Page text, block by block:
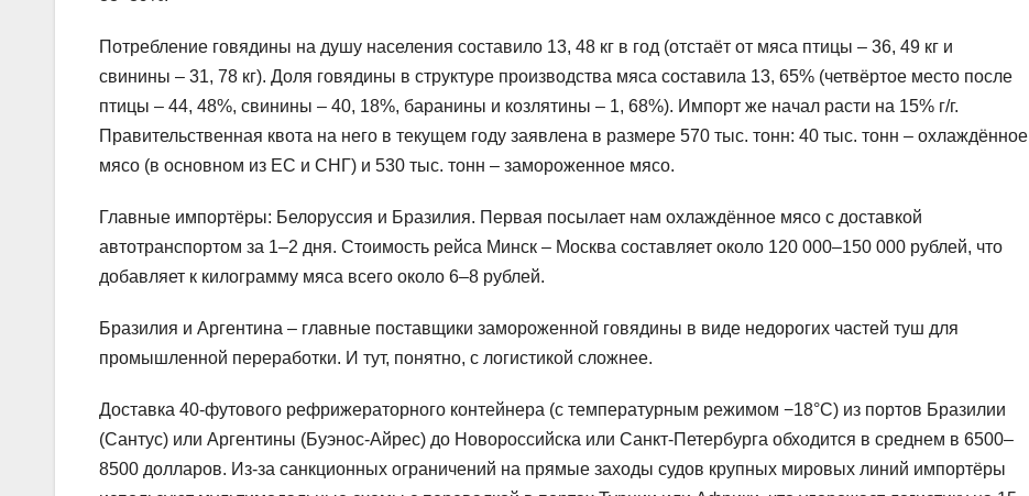
Потребление говядины на душу населения составило 13, 48 кг в год (отстаёт от мяса птицы – 36, 49 кг и
свинины – 31, 78 кг). Доля говядины в структуре производства мяса составила 13, 65% (четвёртое место после
птицы – 44, 48%, свинины – 40, 18%, баранины и козлятины – 1, 68%). Импорт же начал расти на 15% г/г.
Правительственная квота на него в текущем году заявлена в размере 570 тыс. тонн: 40 тыс. тонн – охлаждённое
мясо (в основном из ЕС и СНГ) и 530 тыс. тонн – замороженное мясо.
Главные импортёры: Белоруссия и Бразилия. Первая посылает нам охлаждённое мясо с доставкой
автотранспортом за 1–2 дня. Стоимость рейса Минск – Москва составляет около 120 000–150 000 рублей, что
добавляет к килограмму мяса всего около 6–8 рублей.
Бразилия и Аргентина – главные поставщики замороженной говядины в виде недорогих частей туш для
промышленной переработки. И тут, понятно, с логистикой сложнее.
Доставка 40-футового рефрижераторного контейнера (с температурным режимом −18°C) из портов Бразилии
(Сантус) или Аргентины (Буэнос-Айрес) до Новороссийска или Санкт-Петербурга обходится в среднем в 6500–
8500 долларов. Из-за санкционных ограничений на прямые заходы судов крупных мировых линий импортёры